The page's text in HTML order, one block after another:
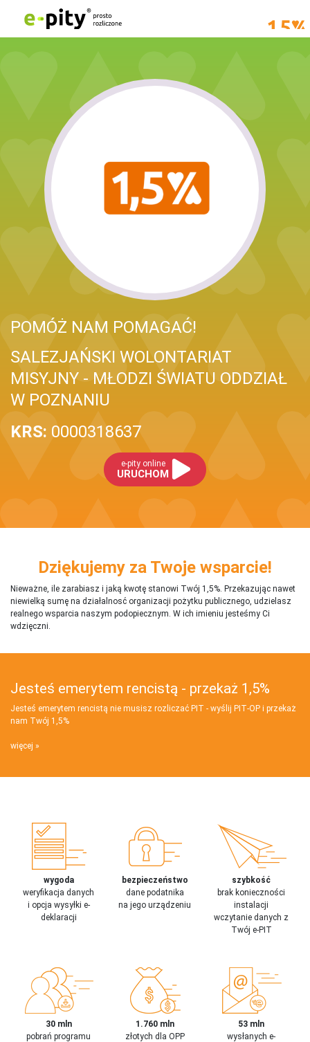
POMÓŻ NAM POMAGAĆ!
SALEZJAŃSKI WOLONTARIAT
MISYJNY - MŁODZI ŚWIATU ODDZIAŁ
W POZNANIU
KRS: 0000318637
e-pity online
URUCHOM
Dziękujemy za Twoje wsparcie!
Nieważne, ile zarabiasz i jaką kwotę stanowi Twój 1,5%. Przekazując nawet
niewielką sumę na działalnosć organizacji pożytku publicznego, udzielasz
realnego wsparcia naszym podopiecznym. W ich imieniu jesteśmy Ci
wdzięczni.
Jesteś emerytem rencistą - przekaż 1,5%
Jesteś emerytem rencistą nie musisz rozliczać PIT - wyślij PIT‑OP i przekaż
nam Twój 1,5%
więcej
wygoda
weryfikacja danych
i opcja wysyłki e-
deklaracji
bezpieczeństwo
dane podatnika
na jego urządzeniu
szybkość
brak konieczności
instalacji
wczytanie danych z
Twój e-PIT
30 mln
pobrań programu
1.760 mln
złotych dla OPP
53 mln
wysłanych e-